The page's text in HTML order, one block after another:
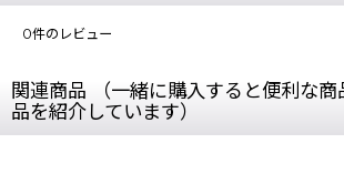
0件のレビュー
関連商品 （一緒に購入すると便利な商
品を紹介しています）